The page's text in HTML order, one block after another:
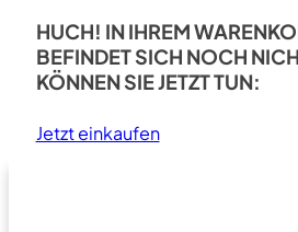
HUCH! IN IHREM
BEFINDET SICH NOCH
KÖNNEN SIE JETZT TUN:
Jetzt einkaufen